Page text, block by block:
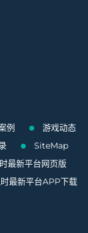
例
游戏动态
SiteMap
最新平台网页版
最新平台APP下载